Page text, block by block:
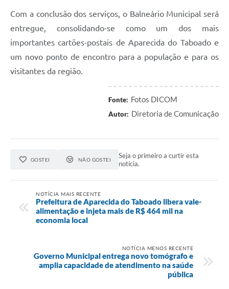
Com a conclusão dos serviços, o Balneário Municipal será
entregue, consolidando-se como um dos mais
importantes cartões-postais de Aparecida do Taboado e
um novo ponto de encontro para a população e para os
visitantes da região.
Fonte: Fotos DICOM
Autor: Diretoria de Comunicação
GOSTEI NÃO GOSTEI
Seja o primeiro a curtir esta
notícia.
NOTÍCIA MAIS RECENTE
Prefeitura de Aparecida do Taboado libera vale-
alimentação e injeta mais de R$ 464 mil na
economia local
NOTÍCIA MENOS RECENTE
Governo Municipal entrega novo tomógrafo e
amplia capacidade de atendimento na saúde
pública